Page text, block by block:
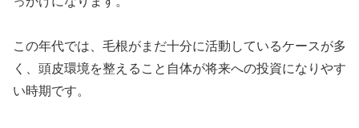
この年代では、毛根がまだ十分に活動しているケースが多
く、頭皮環境を整えること自体が将来への投資になりやす
い時期です。